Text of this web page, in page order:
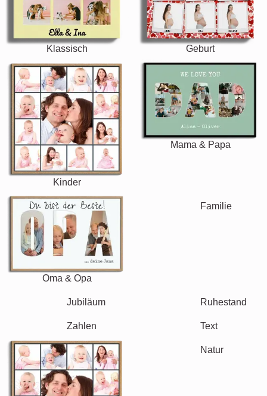
Klassisch Geburt
Kinder
Mama & Papa
Oma & Opa